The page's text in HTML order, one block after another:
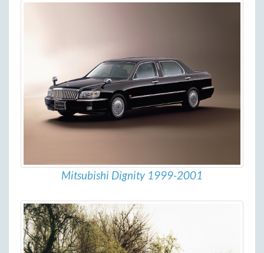
Mitsubishi Dignity 1999-2001